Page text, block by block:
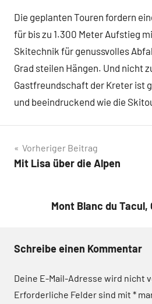
Die geplanten Touren fordern
für bis zu 1.300 Meter Aufstieg
Skitechnik für genussvolles
Grad steilen Hängen. Und nicht
Gastfreundschaft der Kreter ist
und beeindruckend wie die
Beitragsnavigation
Vorheriger Beitrag
Mit Lisa über die Alpen
Mont Blanc du Tacul,
Schreibe einen Kommentar
Deine E-Mail-Adresse wird nicht
Erforderliche Felder sind mit *